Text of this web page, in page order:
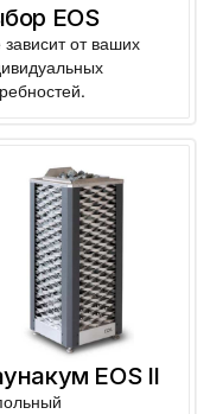
EOS
зависит от ваших
EOS II